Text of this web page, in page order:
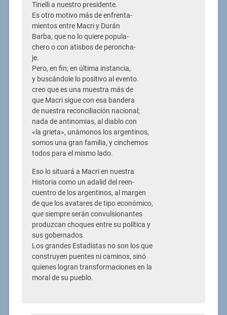
Tinelli a nuestro presidente.
Es otro motivo más de enfrenta-
mientos entre Macri y Durán
Barba, que no lo quiere popula-
chero o con atisbos de peroncha-
je.
Pero, en fin; en última instancia,
y buscándole lo positivo al evento.
creo que es una muestra más de
que Macri sigue con esa bandera
de nuestra reconciliación nacional;
nada de antinomias, al diablo con
«la grieta», unámonos los argentinos,
somos una gran familia, y cinchemos
todos para el mismo lado.
Eso lo situará a Macri en nuestra
Historia como un adalid del reen-
cuentro de los argentinos, al margen
de que los avatares de tipo económico,
que siempre serán convulsionantes
produzcan choques entre su política y
sus gobernados.
Los grandes Estadistas no son los que
construyen puentes ni caminos, sinó
quienes logran transformaciones en la
moral de su pueblo.